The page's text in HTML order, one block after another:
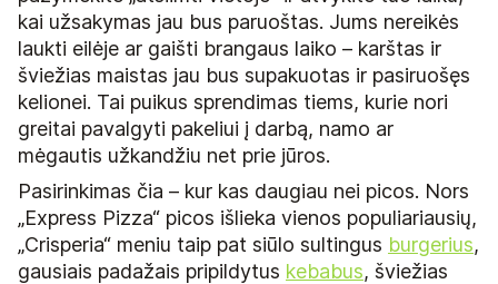
kai užsakymas jau bus paruoštas. Jums nereikės
laukti eilėje ar gaišti brangaus laiko – karštas ir
šviežias maistas jau bus supakuotas ir pasiruošęs
kelionei. Tai puikus sprendimas tiems, kurie nori
greitai pavalgyti pakeliui į darbą, namo ar
mėgautis užkandžiu net prie jūros.
Pasirinkimas čia – kur kas daugiau nei picos. Nors
„Express Pizza“ picos išlieka vienos populiariausių,
„Crisperia“ meniu taip pat siūlo sultingus burgerius,
gausiais padažais pripildytus kebabus, šviežias